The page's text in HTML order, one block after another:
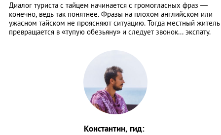
Диалог туриста с тайцем начинается с громогласных фраз —
конечно, ведь так понятнее. Фразы на плохом английском или
ужасном тайском не проясняют ситуацию. Тогда местный житель
превращается в «тупую обезьяну» и следует звонок... экспату.
Константин, гид: